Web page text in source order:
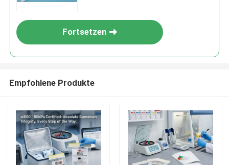
Fortsetzen
Empfohlene Produkte